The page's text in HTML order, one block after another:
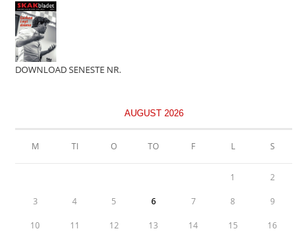
DOWNLOAD SENESTE NR.
AUGUST 2026
M TI O TO F L S
1 2
3 4 5 6 7 8 9
10 11 12 13 14 15 16